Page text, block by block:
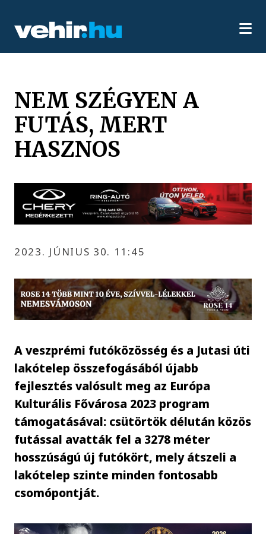
NEM SZÉGYEN A
FUTÁS, MERT
HASZNOS
2023. JÚNIUS 30. 11:45
A veszprémi futóközösség és a Jutasi úti
lakótelep összefogásából újabb
fejlesztés valósult meg az Európa
Kulturális Fővárosa 2023 program
támogatásával: csütörtök délután közös
futással avatták fel a 3278 méter
hosszúságú új futókört, mely átszeli a
lakótelep szinte minden fontosabb
csomópontját.